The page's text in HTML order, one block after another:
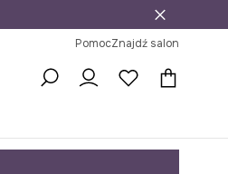
PomocZnajdź salon